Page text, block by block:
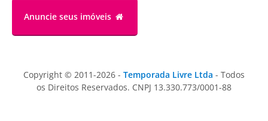
Anuncie seus imóveis
Copyright © 2011-2026 - Temporada Livre Ltda - Todos
os Direitos Reservados. CNPJ 13.330.773/0001-88